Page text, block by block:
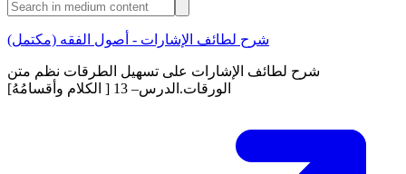
شرح لطائف الإشارات - أصول الفقه (مكتمل)
شرح لطائف الإشارات على تسهيل الطرقات نظم متن
الورقات.الدرس– 13 [ الكلام وأقسامُهُ]